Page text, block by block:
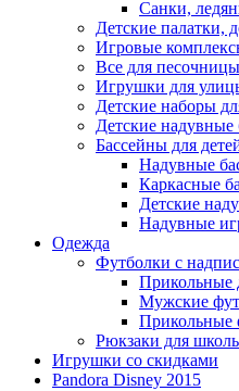
Санки,
Детские палатки,
Игровые
Все для песочницы
Игрушки для
Детские наборы
Детские надувные
Бассейны для
Надувные
Каркасные
Детские
Надувные
Одежда
Футболки с
Прикольные
Мужские
Прикольные
Рюкзаки для
Игрушки со скидками
Pandora Disney 2015